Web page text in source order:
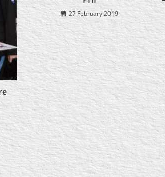
27 February 2019